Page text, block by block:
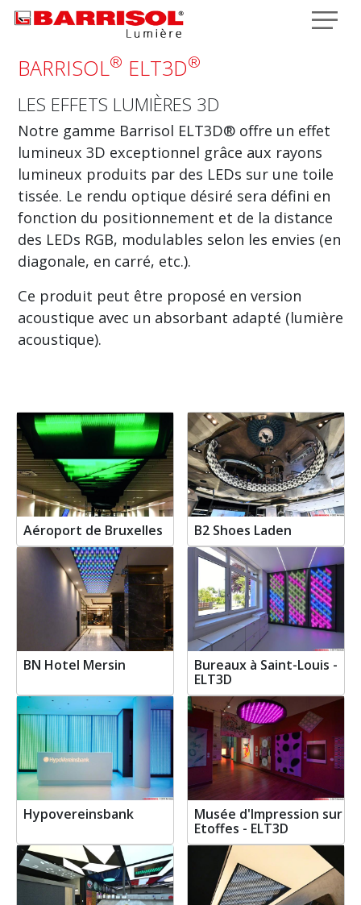
Aller au contenu principal
BARRISOL® ELT3D®
LES EFFETS LUMIÈRES 3D
Notre gamme Barrisol ELT3D® offre un effet
lumineux 3D exceptionnel grâce aux rayons
lumineux produits par des LEDs sur une toile
tissée. Le rendu optique désiré sera défini en
fonction du positionnement et de la distance
des LEDs RGB, modulables selon les envies (en
diagonale, en carré, etc.).
Ce produit peut être proposé en version
acoustique avec un absorbant adapté (lumière
acoustique).
Aéroport de Bruxelles B2 Shoes Laden
BN Hotel Mersin
Bureaux à Saint-Louis -
ELT3D
Hypovereinsbank
Musée d'Impression sur
Etoffes - ELT3D